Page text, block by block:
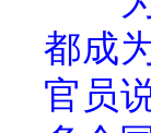
都成
官员